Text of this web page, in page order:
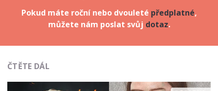
Pokud máte roční nebo dvouleté předplatné,
můžete nám poslat svůj dotaz.
ČTĚTE DÁL